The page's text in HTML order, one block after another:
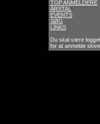
TOP ANMELDERE
ÅRSTAL
EVENTS
SØG
LINKS
Du skal være
for at anmelde